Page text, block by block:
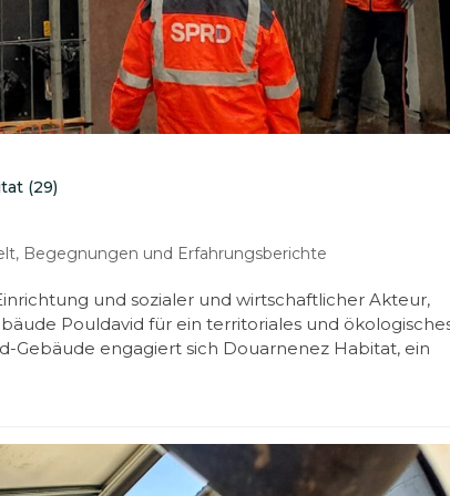
(29)
, Begegnungen und Erfahrungsberichte
und sozialer und wirtschaftlicher Akteur,
Pouldavid für ein territoriales und
Gebäude engagiert sich Douarnenez Habitat, ein